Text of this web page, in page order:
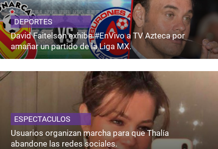
DEPORTES
David Faitelson exhibe #EnVivo a TV Azteca por
amañar un partido de la Liga MX.
ESPECTACULOS
Usuarios organizan marcha para que Thalía
abandone las redes sociales.